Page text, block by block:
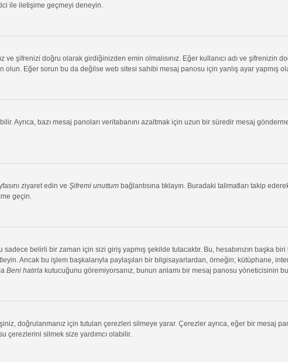
ile iletişime geçmeyi deneyin.
ve şifrenizi doğru olarak girdiğinizden emin olmalısınız. Eğer kullanıcı adı ve
olun. Eğer sorun bu da değilse web sitesi sahibi mesaj panosu için yanlış ayar yapmış
Ayrıca, bazı mesaj panoları veritabanını azaltmak için uzun bir süredir mesaj
ziyaret edin ve Şifremi unuttumbağlantısına tıklayın. Buradaki talimatları takip
geçin.
belirli bir zaman için sizi giriş yapmış şekilde tutacaktır. Bu, hesabınızın başka biri
Ancak bu işlem başkalarıyla paylaşılan bir bilgisayarlardan, örneğin; kütüphane,
Beni hatırlakutucuğunu göremiyorsanız, bunun anlamı bir mesaj panosu yöneticisinin bu
doğrulanmanız için tutulan çerezleri silmeye yarar. Çerezler ayrıca, eğer bir mesaj
çerezlerini silmek size yardımcı olabilir.